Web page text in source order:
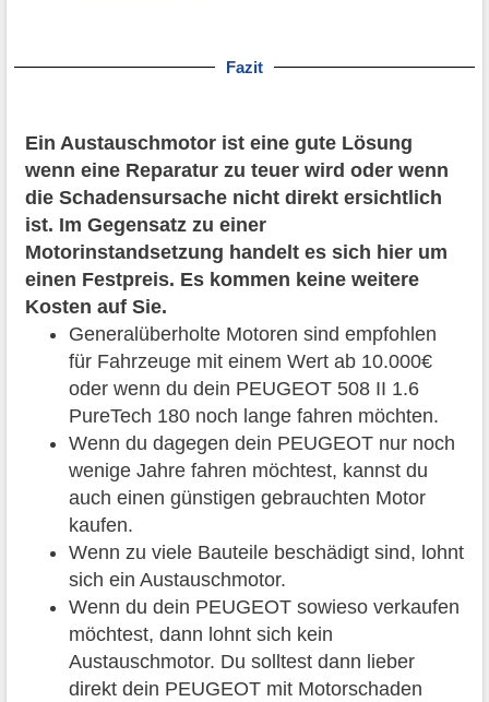
Fazit
Ein Austauschmotor ist eine gute Lösung
wenn eine Reparatur zu teuer wird oder wenn
die Schadensursache nicht direkt ersichtlich
ist. Im Gegensatz zu einer
Motorinstandsetzung handelt es sich hier um
einen Festpreis. Es kommen keine weitere
Kosten auf Sie.
Generalüberholte Motoren sind empfohlen
für Fahrzeuge mit einem Wert ab 10.000€
oder wenn du dein PEUGEOT 508 II 1.6
PureTech 180 noch lange fahren möchten.
Wenn du dagegen dein PEUGEOT nur noch
wenige Jahre fahren möchtest, kannst du
auch einen günstigen gebrauchten Motor
kaufen.
Wenn zu viele Bauteile beschädigt sind, lohnt
sich ein Austauschmotor.
Wenn du dein PEUGEOT sowieso verkaufen
möchtest, dann lohnt sich kein
Austauschmotor. Du solltest dann lieber
direkt dein PEUGEOT mit Motorschaden